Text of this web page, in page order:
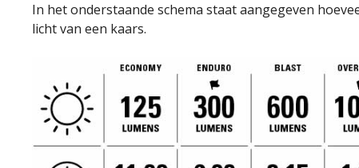
In het onderstaande schema staat aangegeven
licht van een kaars.